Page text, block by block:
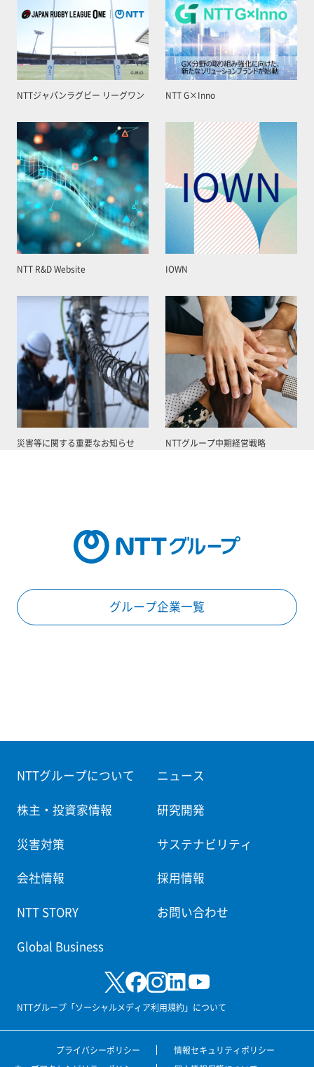
NTTジャパンラグビー リーグワン NTT G×Inno
NTT R&D Website IOWN
災害等に関する重要なお知らせ NTTグループ中期経営戦略
グループ企業一覧
NTTグループについて ニュース
株主・投資家情報 研究開発
災害対策 サステナビリティ
会社情報 採用情報
NTT STORY お問い合わせ
Global Business
NTTグループ「ソーシャルメディア利用規約」について
プライバシーポリシー
情報セキュリティポリシー